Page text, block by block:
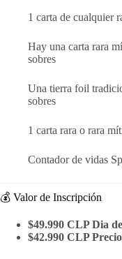
1 carta de cualquier
Hay una carta rara
sobres
Una tierra foil
sobres
1 carta rara o rara
Contador de vidas
💰 Valor de Inscripción
$49.990 CLP Dia
$42.990 CLP